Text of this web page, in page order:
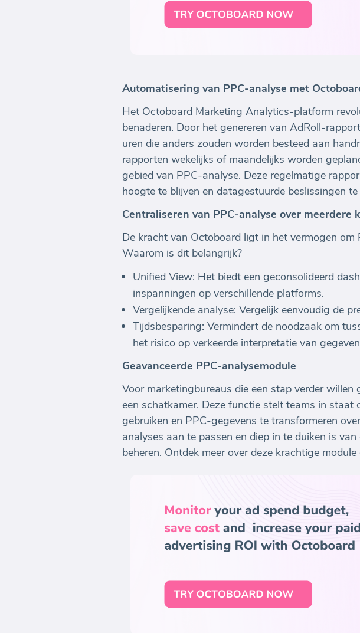
Automatisering van PPC-analyse met
Het Octoboard Marketing Analytics-platform
benaderen. Door het genereren van AdRoll-
uren die anders zouden worden besteed aan
rapporten wekelijks of maandelijks worden
gebied van PPC-analyse. Deze regelmatige
hoogte te blijven en datagestuurde beslissingen te
Centraliseren van PPC-analyse over meerdere
De kracht van Octoboard ligt in het vermogen
Waarom is dit belangrijk?
Unified View: Het biedt een geconsolideerd
inspanningen op verschillende platforms.
Vergelijkende analyse: Vergelijk eenvoudig de
Tijdsbesparing: Vermindert de noodzaak om
het risico op verkeerde interpretatie van
Geavanceerde PPC-analysemodule
Voor marketingbureaus die een stap verder
een schatkamer. Deze functie stelt teams in
gebruiken en PPC-gegevens te transformeren
analyses aan te passen en diep in te duiken is
beheren. Ontdek meer over deze krachtige module